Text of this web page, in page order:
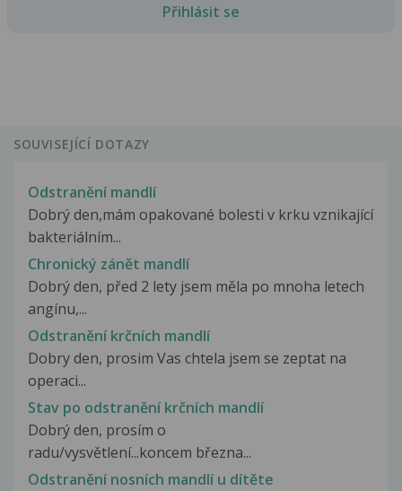
Přihlásit se
SOUVISEJÍCÍ DOTAZY
Odstranění mandlí
Dobrý den,mám opakované bolesti v krku vznikající
bakteriálním...
Chronický zánět mandlí
Dobrý den, před 2 lety jsem měla po mnoha letech
angínu,...
Odstranění krčních mandlí
Dobry den, prosim Vas chtela jsem se zeptat na
operaci...
Stav po odstranění krčních mandlí
Dobrý den, prosím o
radu/vysvětlení...koncem března...
Odstranění nosních mandlí u dítěte